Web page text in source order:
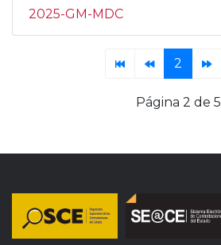
2025-GM-MDC
2
Página 2 de 5